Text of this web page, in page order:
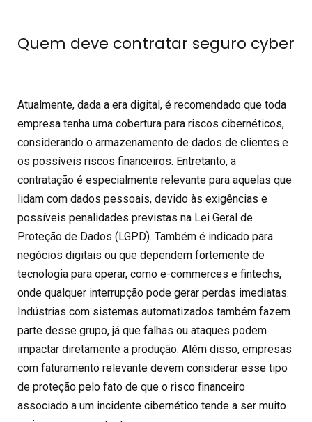
Quem deve contratar seguro cyber
Atualmente, dada a era digital, é recomendado que toda
empresa tenha uma cobertura para riscos cibernéticos,
considerando o armazenamento de dados de clientes e
os possíveis riscos financeiros. Entretanto, a
contratação é especialmente relevante para aquelas que
lidam com dados pessoais, devido às exigências e
possíveis penalidades previstas na Lei Geral de
Proteção de Dados (LGPD). Também é indicado para
negócios digitais ou que dependem fortemente de
tecnologia para operar, como e-commerces e fintechs,
onde qualquer interrupção pode gerar perdas imediatas.
Indústrias com sistemas automatizados também fazem
parte desse grupo, já que falhas ou ataques podem
impactar diretamente a produção. Além disso, empresas
com faturamento relevante devem considerar esse tipo
de proteção pelo fato de que o risco financeiro
associado a um incidente cibernético tende a ser muito